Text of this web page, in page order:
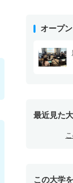
オープ
最近見た
この大学